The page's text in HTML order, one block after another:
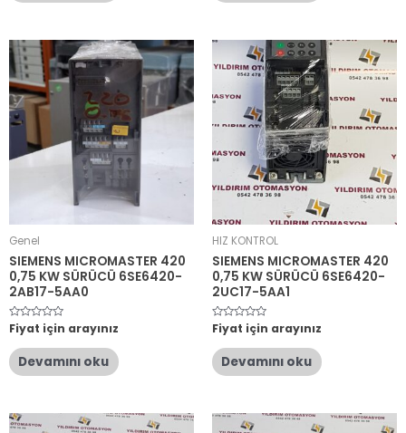
Genel
SIEMENS MICROMASTER 420
0,75 KW SÜRÜCÜ 6SE6420-
2AB17-5AA0
5
üzerinden
oy
aldı
Fiyat için arayınız
Devamını oku
HIZ KONTROL
SIEMENS MICROMASTER 420
0,75 KW SÜRÜCÜ 6SE6420-
2UC17-5AA1
5
üzerinden
oy
aldı
Fiyat için arayınız
Devamını oku